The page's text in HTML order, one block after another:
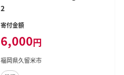
2
寄付金額
6,000円
福岡県久留米市